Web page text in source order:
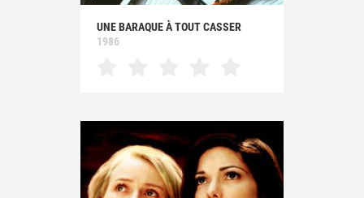
UNE BARAQUE À TOUT CASSER
1986